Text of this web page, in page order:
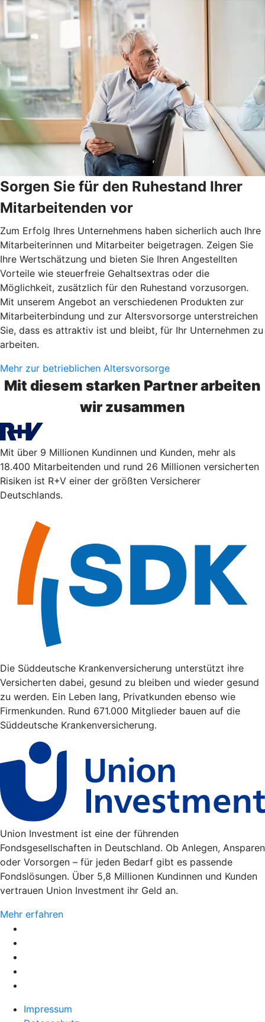
Sorgen Sie für den Ruhestand Ihrer
Mitarbeitenden vor
Zum Erfolg Ihres Unternehmens haben sicherlich auch Ihre
Mitarbeiterinnen und Mitarbeiter beigetragen. Zeigen Sie
Ihre Wertschätzung und bieten Sie Ihren Angestellten
Vorteile wie steuerfreie Gehaltsextras oder die
Möglichkeit, zusätzlich für den Ruhestand vorzusorgen.
Mit unserem Angebot an verschiedenen Produkten zur
Mitarbeiterbindung und zur Altersvorsorge unterstreichen
Sie, dass es attraktiv ist und bleibt, für Ihr Unternehmen zu
arbeiten.
Mehr zur betrieblichen Altersvorsorge
Mit diesem starken Partner arbeiten
wir zusammen
Mit über 9 Millionen Kundinnen und Kunden, mehr als
18.400 Mitarbeitenden und rund 26 Millionen versicherten
Risiken ist R+V einer der größten Versicherer
Deutschlands.
Die Süddeutsche Krankenversicherung unterstützt ihre
Versicherten dabei, gesund zu bleiben und wieder gesund
zu werden. Ein Leben lang, Privatkunden ebenso wie
Firmenkunden. Rund 671.000 Mitglieder bauen auf die
Süddeutsche Krankenversicherung.
Union Investment ist eine der führenden
Fondsgesellschaften in Deutschland. Ob Anlegen, Ansparen
oder Vorsorgen – für jeden Bedarf gibt es passende
Fondslösungen. Über 5,8 Millionen Kundinnen und Kunden
vertrauen Union Investment ihr Geld an.
Mehr erfahren
Impressum